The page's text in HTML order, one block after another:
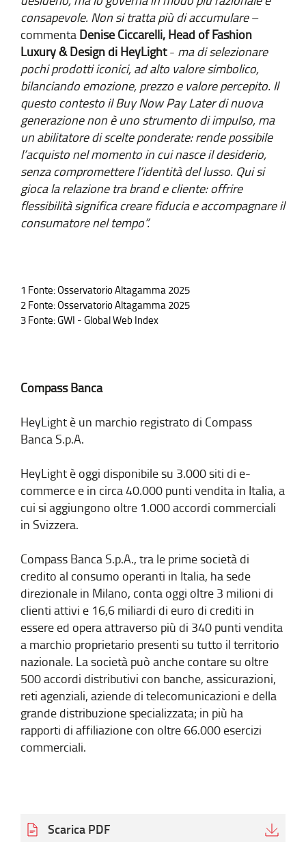
consapevole. Non si tratta più di accumulare–
commenta Denise Ciccarelli, Head of Fashion
Luxury & Design di HeyLight- ma di selezionare
pochi prodotti iconici, ad alto valore simbolico,
bilanciando emozione, prezzo e valore percepito. Il
questo contesto il Buy Now Pay Later di nuova
generazione non è uno strumento di impulso, ma
un abilitatore di scelte ponderate: rende possibile
l’acquisto nel momento in cui nasce il desiderio,
senza compromettere l’identità del lusso. Qui si
gioca la relazione tra brand e cliente: offrire
flessibilità significa creare fiducia e accompagnare il
consumatore nel tempo”.
1 Fonte: Osservatorio Altagamma 2025
2 Fonte: Osservatorio Altagamma 2025
3 Fonte: GWI - Global Web Index
Compass Banca
HeyLight è un marchio registrato di Compass
Banca S.p.A.
HeyLight è oggi disponibile su 3.000 siti di e-
commerce e in circa 40.000 punti vendita in Italia, a
cui si aggiungono oltre 1.000 accordi commerciali
in Svizzera.
Compass Banca S.p.A., tra le prime società di
credito al consumo operanti in Italia, ha sede
direzionale in Milano, conta oggi oltre 3 milioni di
clienti attivi e 16,6 miliardi di euro di crediti in
essere ed opera attraverso più di 340 punti vendita
a marchio proprietario presenti su tutto il territorio
nazionale. La società può anche contare su oltre
500 accordi distributivi con banche, assicurazioni,
reti agenziali, aziende di telecomunicazioni e della
grande distribuzione specializzata; in più ha
rapporti di affiliazione con oltre 66.000 esercizi
commerciali.
Scarica PDF